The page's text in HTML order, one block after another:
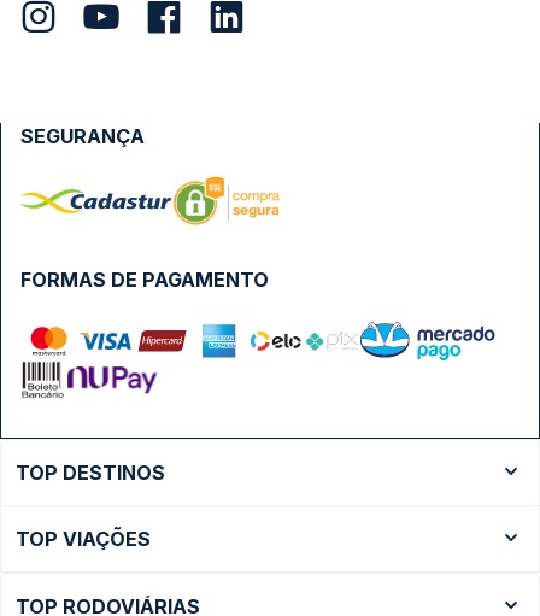
FORMAS DE PAGAMENTO
SEGURANÇA
TOP DESTINOS
Ônibus São Paulo
TOP VIAÇÕES
TOP RODOVIÁRIAS